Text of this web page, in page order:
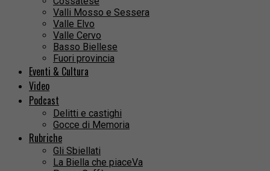
Valli Mosso e Sessera
Valle Elvo
Valle Cervo
Basso Biellese
Fuori provincia
Eventi & Cultura
Video
Podcast
Delitti e castighi
Gocce di Memoria
Rubriche
Gli Sbiellati
La Biella che piaceVa